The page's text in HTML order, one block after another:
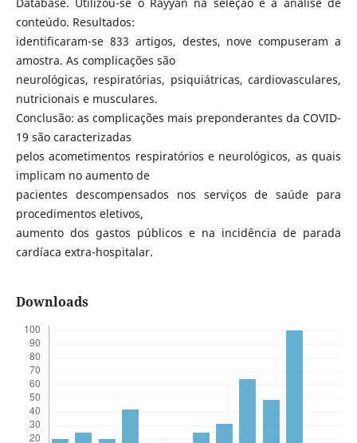
conteúdo. Resultados:
identificaram-se 833 artigos, destes, nove compuseram a
amostra. As complicações são
neurológicas, respiratórias, psiquiátricas, cardiovasculares,
nutricionais e musculares.
Conclusão: as complicações mais preponderantes da COVID-
19 são caracterizadas
pelos acometimentos respiratórios e neurológicos, as quais
implicam no aumento de
pacientes descompensados nos serviços de saúde para
procedimentos eletivos,
aumento dos gastos públicos e na incidência de parada
cardíaca extra-hospitalar.
Downloads